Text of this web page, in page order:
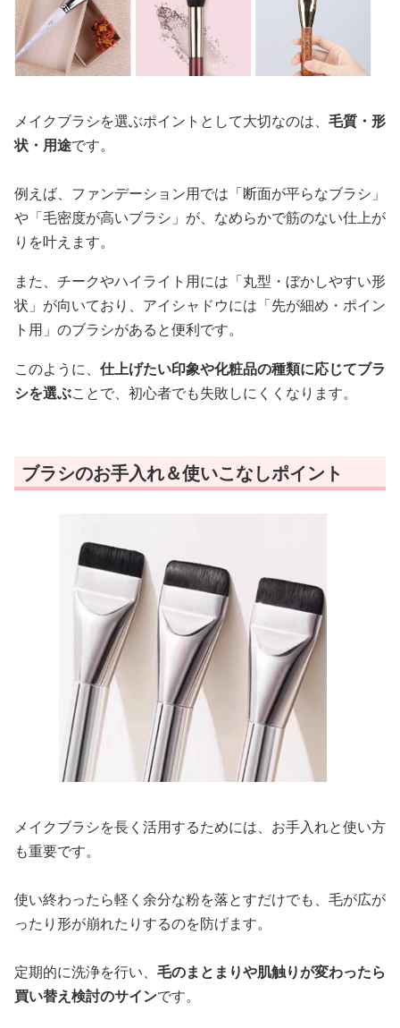
メイクブラシを選ぶポイントとして大切なのは、 毛質・形
状・用途です。
例えば、ファンデーション用では「断面が平らなブラシ」
や「毛密度が高いブラシ」が、なめらかで筋のない仕上が
りを叶えます。
また、チークやハイライト用には「丸型・ぼかしやすい形
状」が向いており、アイシャドウには「先が細め・ポイン
ト用」のブラシがあると便利です。
このように、 仕上げたい印象や化粧品の種類に応じてブラ
シを選ぶことで、初心者でも失敗しにくくなります。
ブラシのお手入れ＆使いこなしポイント
メイクブラシを長く活用するためには、お手入れと使い方
も重要です。
使い終わったら軽く余分な粉を落とすだけでも、毛が広が
ったり形が崩れたりするのを防げます。
定期的に洗浄を行い、 毛のまとまりや肌触りが変わったら
買い替え検討のサインです。